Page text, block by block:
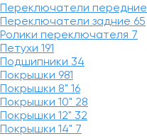
Переключатели передние
Переключатели задние 65
Ролики переключателя 7
Петухи 191
Подшипники 34
Покрышки 981
Покрышки 8" 16
Покрышки 10" 28
Покрышки 12" 32
Покрышки 14" 7